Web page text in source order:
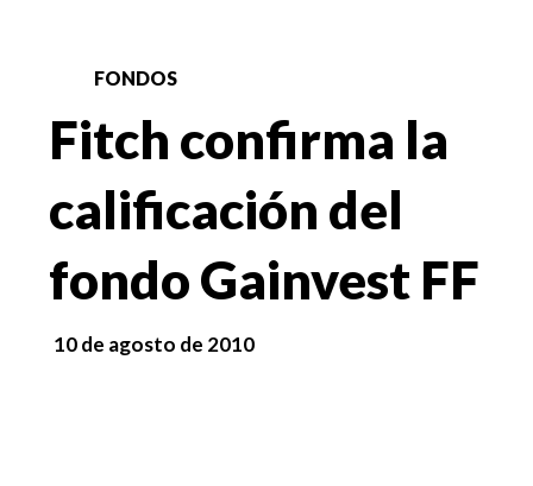
FONDOS
Fitch confirma la
calificación del
fondo Gainvest FF
10 de agosto de 2010